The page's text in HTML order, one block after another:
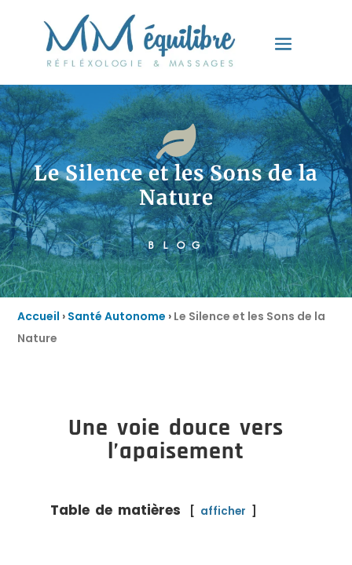

Le Silence et les Sons de la
Nature
BLOG
Accueil › Santé Autonome › Le Silence et les Sons de la
Nature
Une voie douce vers
l’apaisement
Table de matières afficher